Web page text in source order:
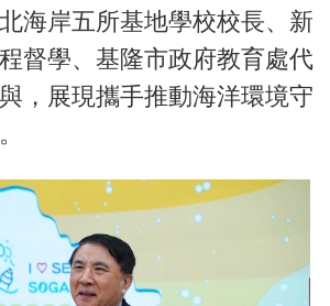
海岸五所基地學校校長、新
督學、基隆市政府教育處代
，展現攜手推動海洋環境守